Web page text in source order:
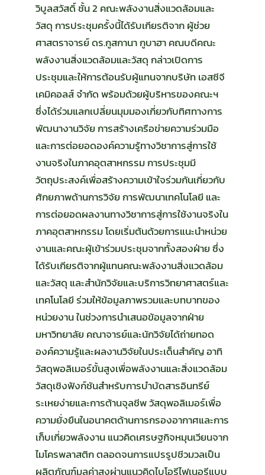
วิบูลสวัสดิ์ ชั้น 2 คณะพลังงานสิ่งแวดล้อมและ
วัสดุ การประชุมครั้งนี้ได้รับเกียรติจาก ผู้ช่วย
ศาสตราจารย์ ดร.กูสกานา กูบาฮา คณบดีคณะ
พลังงานสิ่งแวดล้อมและวัสดุ กล่าวเปิดการ
ประชุมและให้การต้อนรับผู้แทนจากบริษัท เอสซีจี
เคมิคอลส์ จำกัด พร้อมด้วยผู้บริหารของคณะฯ
ซึ่งได้ร่วมแลกเปลี่ยนมุมมองเกี่ยวกับทิศทางการ
พัฒนางานวิจัย การสร้างเครือข่ายความร่วมมือ
และการต่อยอดองค์ความรู้ทางวิชาการสู่การใช้
งานจริงในภาคอุตสาหกรรม การประชุมมี
วัตถุประสงค์เพื่อสร้างความเข้าใจร่วมกันเกี่ยวกับ
ศักยภาพด้านการวิจัย การพัฒนาเทคโนโลยี และ
การต่อยอดผลงานทางวิชาการสู่การใช้งานจริงใน
ภาคอุตสาหกรรม โดยเริ่มต้นด้วยการแนะนำหน่วย
งานและคณะผู้เข้าร่วมประชุมจากทั้งสองฝ่าย ซึ่ง
ได้รับเกียรติจากผู้แทนคณะพลังงานสิ่งแวดล้อม
และวัสดุ และสำนักวิจัยและบริการวิทยาศาสตร์และ
เทคโนโลยี ร่วมให้ข้อมูลภาพรวมและบทบาทของ
หน่วยงาน ในช่วงการนำเสนอข้อมูลจากฝ่าย
มหาวิทยาลัย คณาจารย์และนักวิจัยได้ถ่ายทอด
องค์ความรู้และผลงานวิจัยในประเด็นสำคัญ อาทิ
วัสดุพอลิเมอร์ขั้นสูงเพื่อพลังงานและสิ่งแวดล้อม
วัสดุเชิงฟังก์ชันสำหรับการบำบัดสารอินทรีย์
ระเหยง่ายและการต้านจุลชีพ วัสดุพอลิเมอร์เพื่อ
ความยั่งยืนในอนาคตด้านการกรองอากาศและการ
เก็บเกี่ยวพลังงาน แนวคิดเศรษฐกิจหมุนเวียนจาก
ไมโครพลาสติก ตลอดจนการแปรรูปชีวมวลเป็น
ผลิตภัณฑ์มูลค่าสูงผ่านแนวคิดไบโอรีไฟเนอรีแบบ